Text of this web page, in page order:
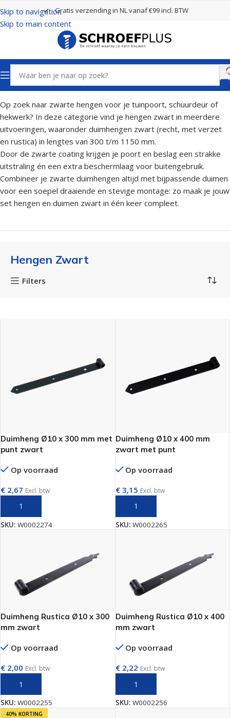
Skip to navigation
Skip to main content
Gratis verzending in NL vanaf €99 incl. BTW
Home Poort- en hekbeslag Hengen Zwart
Op zoek naar zwarte hengen voor je tuinpoort, schuurdeur of
hekwerk? In deze categorie vind je hengen zwart in meerdere
uitvoeringen, waaronder duimhengen zwart (recht, met verzet
en rustica) in lengtes van 300 t/m 1150 mm.
Door de zwarte coating krijgen je poort en beslag een strakke
uitstraling én een extra beschermlaag voor buitengebruik.
Combineer je zwarte duimhengen altijd met bijpassende duimen
voor een soepel draaiende en stevige montage: zo maak je jouw
set hengen en duimen zwart in één keer compleet.
Hengen Zwart
Filters
Duimheng Ø10 x 300 mm met
punt zwart
Op voorraad
€ 2,67 Excl. btw
SKU: W0002274
Duimheng Ø10 x 400 mm
zwart met punt
Op voorraad
€3,15 Excl. btw
SKU: W0002265
Duimheng Rustica Ø10 x 300
mm zwart
Op voorraad
€ 2,00 Excl. btw
SKU: W0002255
Duimheng Rustica Ø10 x 400
mm zwart
Op voorraad
€2,22 Excl. btw
SKU: W0002256
40% KORTING